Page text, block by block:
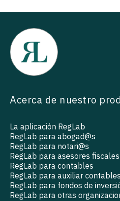
Acerca de nuestro
La aplicación RegLab
RegLab para abogad@s
RegLab para notari@s
RegLab para asesores fiscales
RegLab para contables
RegLab para auxiliar contables
RegLab para fondos de
RegLab para otras